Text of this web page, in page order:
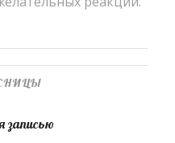
записью